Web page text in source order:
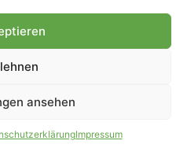
ansehen
Impressum